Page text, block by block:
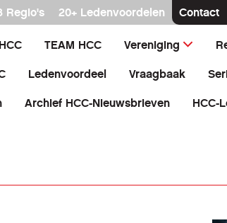
Regio's 20+ Ledenvoordelen Contact
TEAM HCC Vereniging
Ledenvoordeel Vraagbaak
Archief HCC-Nieuwsbrieven HCC-